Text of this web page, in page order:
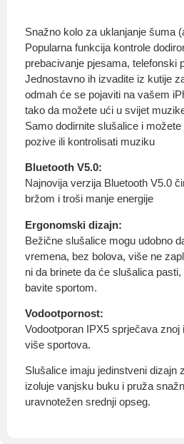
Snažno kolo za uklanjanje šuma
Popularna funkcija kontrole
prebacivanje pjesama, telefonski
Jednostavno ih izvadite iz kutije
odmah će se pojaviti na vašem
tako da možete ući u svijet
Samo dodirnite slušalice i
pozive ili kontrolisati muziku
Bluetooth V5.0:
Najnovija verzija Bluetooth V5.0
bržom i troši manje energije
Ergonomski dizajn:
Bežične slušalice mogu udobno
vremena, bez bolova, više ne
ni da brinete da će slušalica
bavite sportom.
Vodootpornost:
Vodootporan IPX5 sprječava znoj
više sportova.
Slušalice imaju jedinstveni dizajn
izoluje vanjsku buku i pruža
uravnotežen srednji opseg.